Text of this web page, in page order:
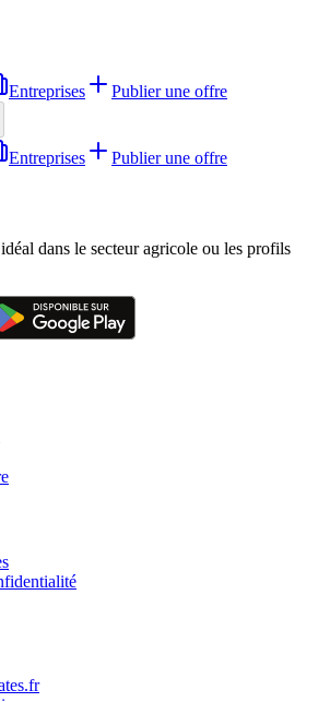
Entreprises Publier une offre
Entreprises Publier une offre
dans le secteur agricole ou les profils